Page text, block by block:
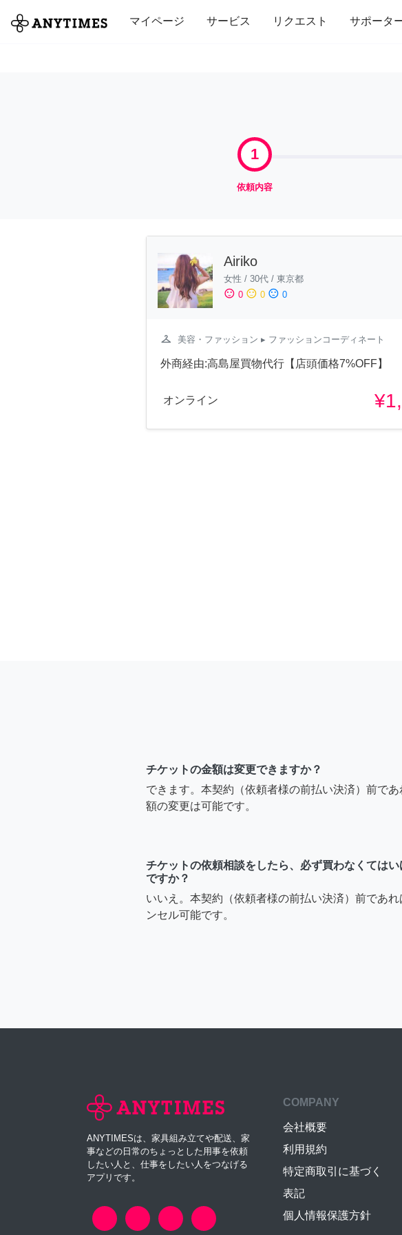
マイページ サービス リクエスト サポータ
全て 修理・組立 家事 引っ越し インテリア
1
依頼内容
Airiko
女性 / 30代 / 東京都
sentiment_satisfied 0 sentiment_neutral 0 sentiment_dissatisfied 0
checkroom 美容・ファッション ▸ ファッションコーディネート
外商経由:高島屋買物代行【店頭価格7%OFF】
オンライン
チケットの金額は変更できますか？
できます。本契約（依頼者様の前払い決済）前であ
額の変更は可能です。
チケットの依頼相談をしたら、必ず買わなくてはい
ですか？
いいえ。本契約（依頼者様の前払い決済）前であれ
ンセル可能です。
ANYTIMESは、家具組み立てや配送、家
事などの日常のちょっとした用事を依頼
したい人と、仕事をしたい人をつなげる
アプリです。
COMPANY
会社概要
利用規約
特定商取引に基づく
表記
個人情報保護方針